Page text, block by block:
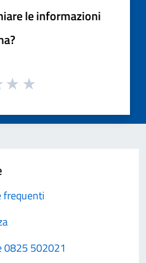
le informazioni
frequenti
0825 502021